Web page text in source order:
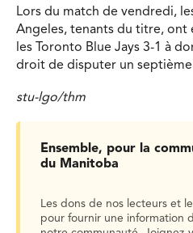
Lors du match de vendredi,
Angeles, tenants du titre, ont
les Toronto Blue Jays 3-1 à
droit de disputer un
stu-lgo/thm
Ensemble, pour la
du Manitoba
Les dons de nos lecteurs et
pour fournir une information